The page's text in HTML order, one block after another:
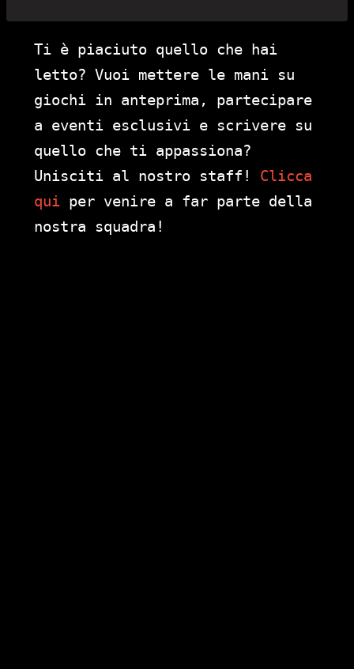
Ti è piaciuto quello che hai
letto? Vuoi mettere le mani su
giochi in anteprima, partecipare
a eventi esclusivi e scrivere su
quello che ti appassiona?
Unisciti al nostro staff! Clicca
qui per venire a far parte della
nostra squadra!